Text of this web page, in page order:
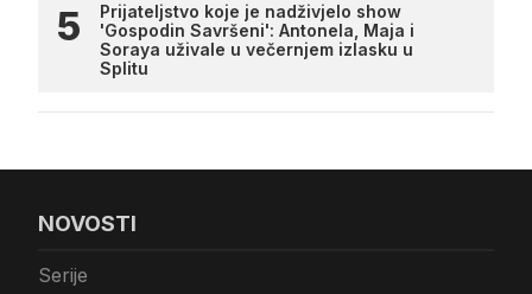
Prijateljstvo koje je nadživjelo show
'Gospodin Savršeni': Antonela, Maja i
Soraya uživale u večernjem izlasku u
Splitu
NOVOSTI
Serije